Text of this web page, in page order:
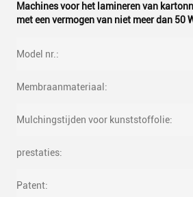
Machines voor het lamineren van
met een vermogen van niet meer dan 50
Model nr.:
Membraanmateriaal:
Mulchingstijden voor kunststoffolie:
prestaties:
Patent: